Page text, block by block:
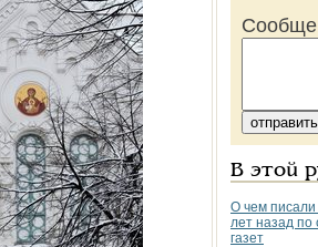
В этой
О чем
лет назад по
газет